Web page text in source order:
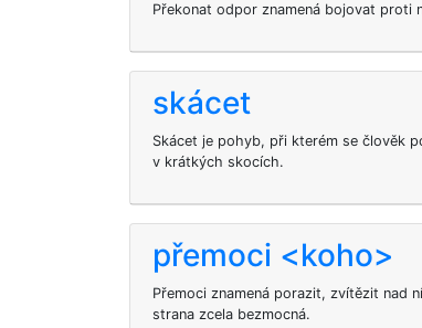
Překonat odpor znamená bojovat proti
skácet
Skácet je pohyb, při kterém se člověk
v krátkých skocích.
přemoci <koho>
Přemoci znamená porazit, zvítězit nad
strana zcela bezmocná.